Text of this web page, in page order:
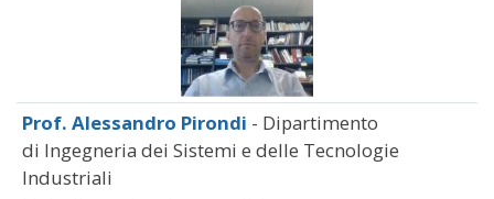
Prof. Alessandro Pirondi - Dipartimento
di Ingegneria dei Sistemi e delle Tecnologie
Industriali